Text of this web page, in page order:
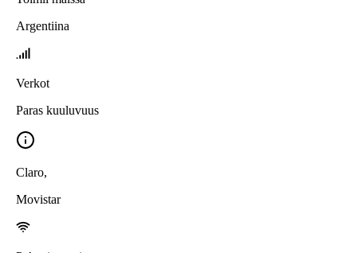
Argentiina
Verkot
Paras kuuluvuus
Claro,
Movistar